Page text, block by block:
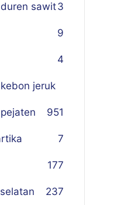
3
sawit
9
4
jeruk
51
9
7
177
237